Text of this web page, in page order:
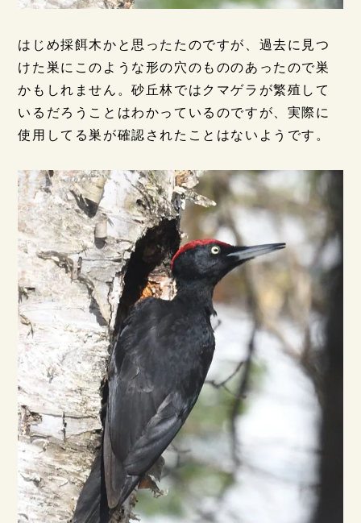
はじめ採餌木かと思ったたのですが、過去に見つ
けた巣にこのような形の穴のもののあったので巣
かもしれません。砂丘林ではクマゲラが繁殖して
いるだろうことはわかっているのですが、実際に
使用してる巣が確認されたことはないようです。